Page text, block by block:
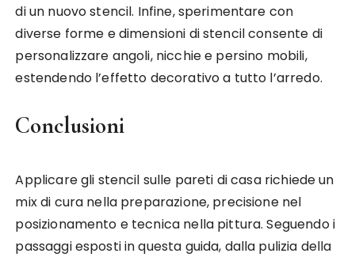
di un nuovo stencil. Infine, sperimentare con
diverse forme e dimensioni di stencil consente di
personalizzare angoli, nicchie e persino mobili,
estendendo l’effetto decorativo a tutto l’arredo.
Conclusioni
Applicare gli stencil sulle pareti di casa richiede un
mix di cura nella preparazione, precisione nel
posizionamento e tecnica nella pittura. Seguendo i
passaggi esposti in questa guida, dalla pulizia della